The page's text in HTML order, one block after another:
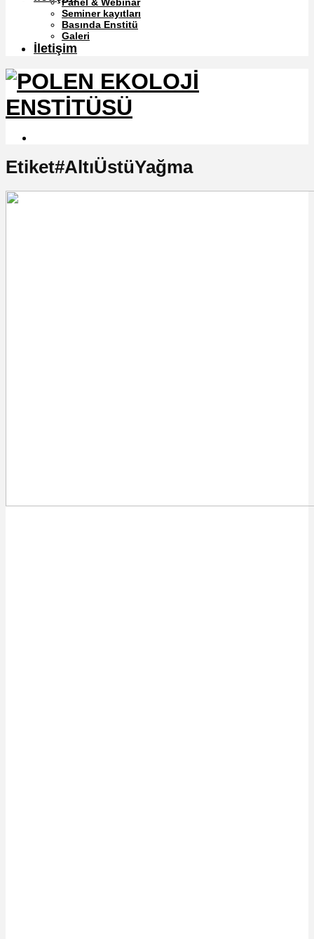
Seminer kayıtları
Basında Enstitü
Galeri
İletişim
Etiket#AltıÜstüYağma